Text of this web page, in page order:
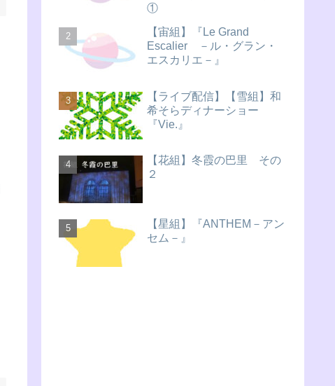
①
【宙組】『Le Grand
Escalier －ル・グラン・
エスカリエ－』
【ライブ配信】【雪組】和
希そらディナーショー
『Vie.』
【花組】冬霞の巴里 その
２
【星組】『ANTHEM－アン
セム－』